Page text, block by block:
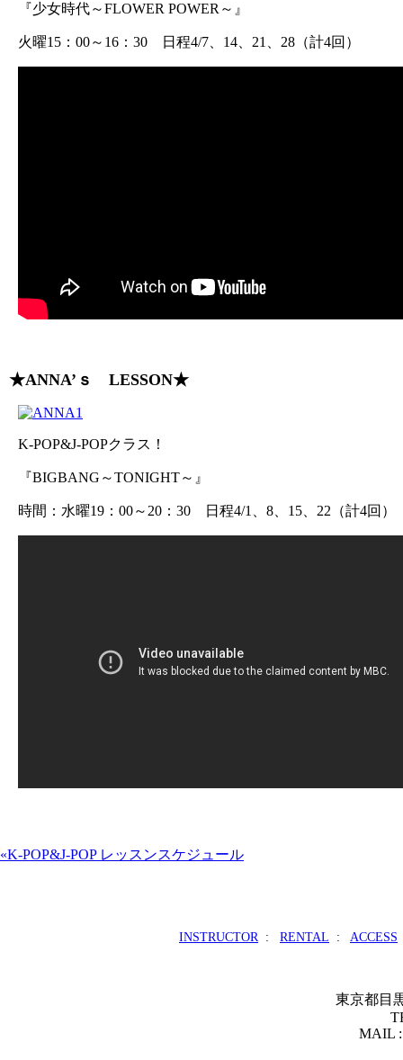
『少女時代～FLOWER POWER～』
火曜15：00～16：30 日程4/7、14、21、28（計4回）
★ANNA’ｓ LESSON★
K-POP&J-POPクラス！
『BIGBANG～TONIGHT～』
時間：水曜19：00～20：30 日程4/1、8、15、22（計4回）
«K-POP&J-POP レッスンスケジュール
INSTRUCTOR: RENTAL : ACCESS
東京都目
MAIL :